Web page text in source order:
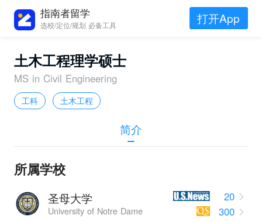
指南者留学
选校/定位/规划 必备工具 打开App
土木工程理学硕士
MS in Civil Engineering
工科 土木工程
简介
所属学校
圣母大学
University of Notre Dame
20
300